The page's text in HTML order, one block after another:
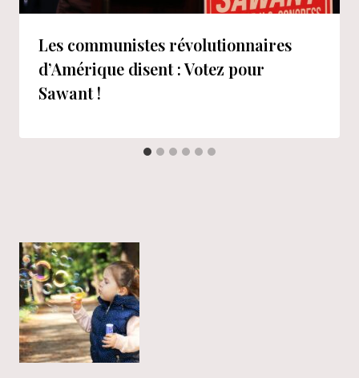
Les communistes révolutionnaires
d’Amérique disent : Votez pour
Sawant !